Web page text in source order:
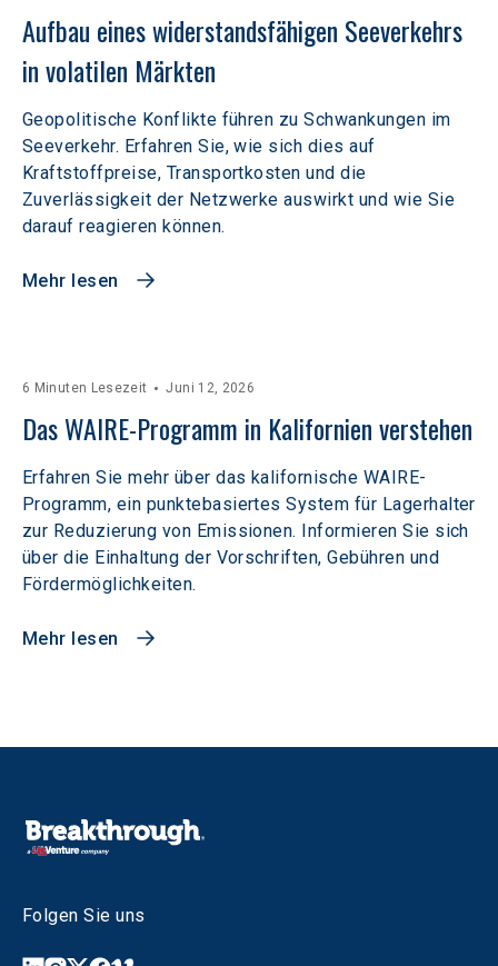
Aufbau eines widerstandsfähigen Seeverkehrs
in volatilen Märkten
Geopolitische Konflikte führen zu Schwankungen im
Seeverkehr. Erfahren Sie, wie sich dies auf
Kraftstoffpreise, Transportkosten und die
Zuverlässigkeit der Netzwerke auswirkt und wie Sie
darauf reagieren können.
Mehr lesen
6 Minuten Lesezeit Juni 12, 2026
Das WAIRE-Programm in Kalifornien verstehen
Erfahren Sie mehr über das kalifornische WAIRE-
Programm, ein punktebasiertes System für Lagerhalter
zur Reduzierung von Emissionen. Informieren Sie sich
über die Einhaltung der Vorschriften, Gebühren und
Fördermöglichkeiten.
Mehr lesen
Folgen Sie uns